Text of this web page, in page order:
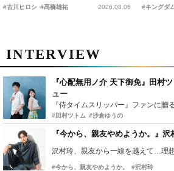
時上映決定
#古川ヒロシ #髙橋雄祐 2026.08.06
の“キン
#キングダ
INTERVIEW
『心配無用ノ介 天下御免』田村
ュー
#田村ツトム #沙倉ゆうの
『今から、親友やめようか。』
沢村玲、親友から一線を越えて…理
#今から、親友やめようか。 #沢村玲